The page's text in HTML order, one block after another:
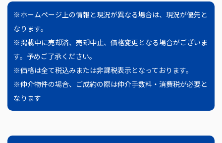
※ホームページ上の情報と現況が異なる場合は、現況が優先と
なります。
※掲載中に売却済、売却中止、価格変更となる場合がございま
す。予めご了承ください。
※価格は全て税込みまたは非課税表示となっております。
※仲介物件の場合、ご成約の際は仲介手数料・消費税が必要と
なります